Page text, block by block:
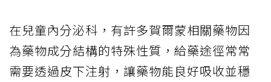
在兒童內分泌科，有許多賀爾蒙相關藥物因
為藥物成分結構的特殊性質，給藥途徑常常
需要透過皮下注射，讓藥物能良好吸收並穩